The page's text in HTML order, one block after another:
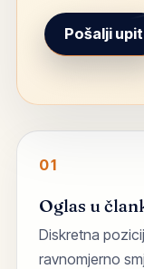
Pošalji upit
01
Oglas u
Diskretna
ravnomjerno